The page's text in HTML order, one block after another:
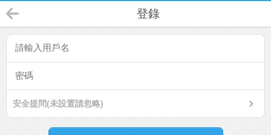
登錄
安全提問(未設置請忽略)